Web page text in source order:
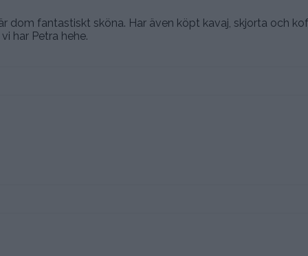
dom fantastiskt sköna. Har även köpt kavaj, skjorta och
har Petra hehe.